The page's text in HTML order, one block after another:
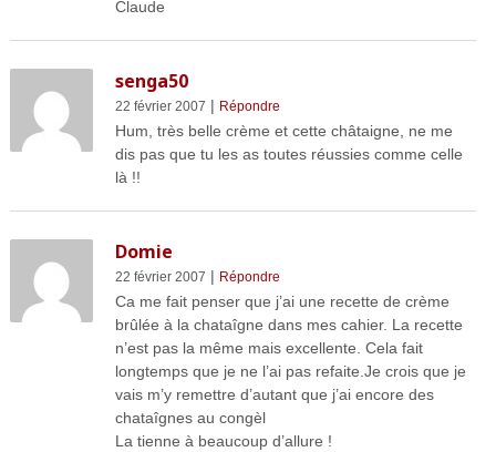
Claude
senga50
22 février 2007 | Répondre
Hum, très belle crème et cette châtaigne, ne me
dis pas que tu les as toutes réussies comme celle
là !!
Domie
22 février 2007 | Répondre
Ca me fait penser que j’ai une recette de crème
brûlée à la chataîgne dans mes cahier. La recette
n’est pas la même mais excellente. Cela fait
longtemps que je ne l’ai pas refaite.Je crois que je
vais m’y remettre d’autant que j’ai encore des
chataîgnes au congèl
La tienne à beaucoup d’allure !